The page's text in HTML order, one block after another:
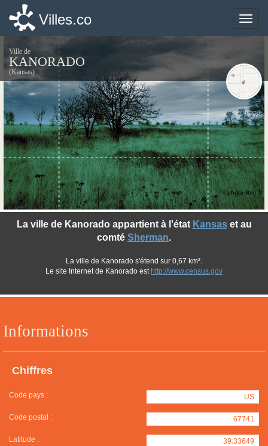
Toggle
Villes.co
Ville de
KANORADO
(Kansas)
Informations
Chiffres
Code pays : US
Code postal : 67741
Latitude : 39.33649
La ville de Kanorado appartient à l'état Kansaset au
comté Sherman.
La ville de Kanorado s'étend sur 0,67 km².
Le site Internet de Kanorado est http://www.census.gov
©photo-libre.fr
Toggle
Villes.co